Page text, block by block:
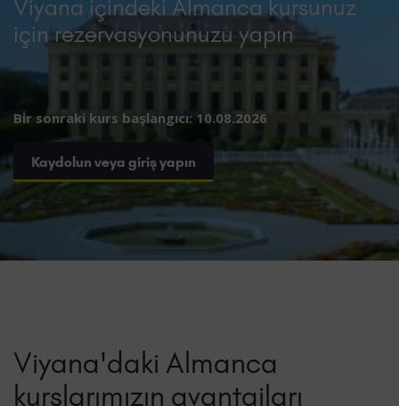
Viyana içindeki Almanca kursunuz
için rezervasyonunuzu yapın
Bir sonraki kurs başlangıcı: 10.08.2026
Kaydolun veya giriş yapın
Viyana'daki Almanca
kurslarımızın avantajları